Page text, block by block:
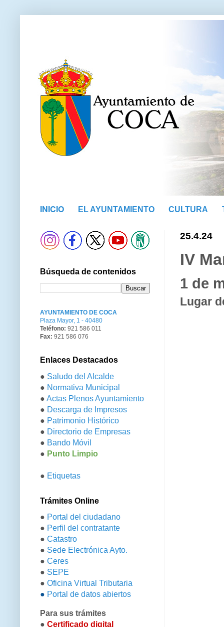
INICIO EL AYUNTAMIENTO CULTURA
25.4.24
IV
1 de
Lugar
Búsqueda de contenidos
AYUNTAMIENTO DE COCA
Plaza Mayor, 1 - 40480
Teléfono: 921 586 011
Fax: 921 586 076
Enlaces Destacados
● Saludo del Alcalde
● Normativa Municipal
● Actas Plenos Ayuntamiento
● Descarga de Impresos
● Patrimonio Histórico
● Directorio de Empresas
● Bando Móvil
● Punto Limpio
● Etiquetas
Trámites Online
● Portal del ciudadano
● Perfil del contratante
● Catastro
● Sede Electrónica Ayto.
● Ceres
● SEPE
● Oficina Virtual Tributaria
● Portal de datos abiertos
Para sus trámites
● Certificado digital